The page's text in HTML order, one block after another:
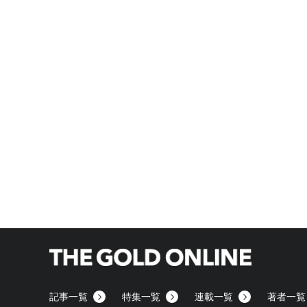
記事一覧 特集一覧 連載一覧 著者一覧